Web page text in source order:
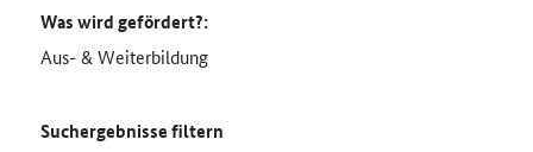
Was wird gefördert?:
Aus- & Weiterbildung
Suchergebnisse filtern